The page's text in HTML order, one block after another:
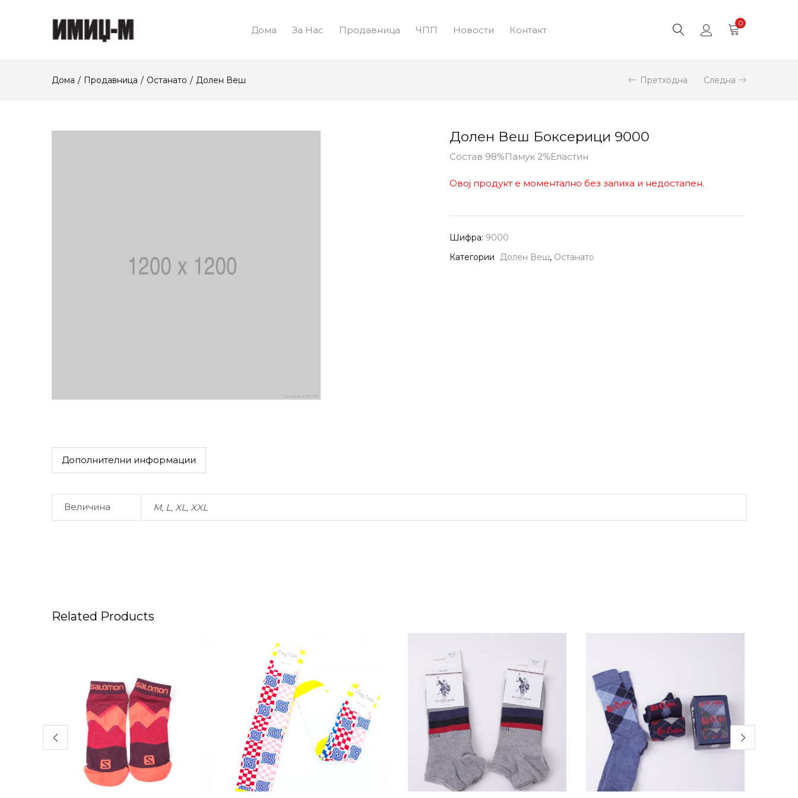
Дома За Нас Продавница ЧПП Новости Контакт
0
Дома Продавница Останато Долен Веш Претходна Следна
Долен Веш Боксерици 9000
Состав 98%Памук 2%Еластин
Овој продукт е моментално без залиха и недостапен.
Шифра: 9000
Категории
Долен Веш, Останато
Дополнителни информации
Величина M, L, XL, XXL
Related Products